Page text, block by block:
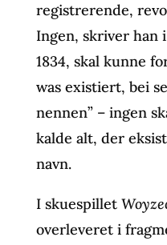
registrerende,
Ingen, skriver han
1834, skal kunne
was existiert, bei
nennen” – ingen
kalde alt, der
navn.
I skuespillet
overleveret i